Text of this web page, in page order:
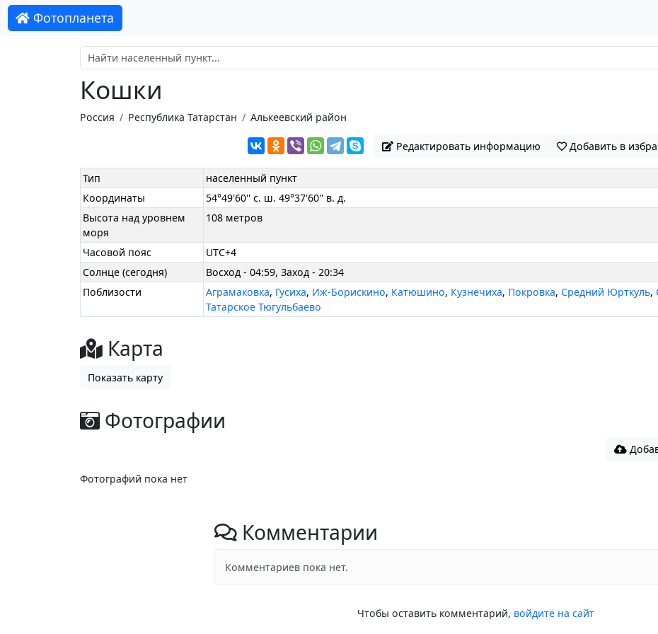
Фотопланета
Кошки
Россия Республика Татарстан Алькеевский район
Редактировать информацию Добавить в
Тип
населенный пункт
Координаты
54°49'60'' с. ш. 49°37'60'' в. д.
Высота над уровнем
моря
108 метров
Часовой пояс
UTC+4
Солнце (сегодня)
Восход - 04:59, Заход - 20:34
Поблизости
Аграмаковка, Гусиха, Иж-Борискино, Катюшино, Кузнечиха, Покровка, Средний Юрткуль,
Татарское Тюгульбаево
Карта
Показать карту
Фотографии
Фотографий пока нет
Комментарии
Комментариев пока нет.
Чтобы оставить комментарий, войдите на сайт